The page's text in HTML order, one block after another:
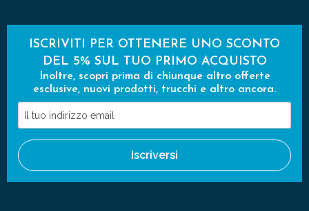
ISCRIVITI PER OTTENERE UNO SCONTO
DEL 5% SUL TUO PRIMO ACQUISTO
Inoltre, scopri prima di chiunque altro offerte
esclusive, nuovi prodotti, trucchi e altro ancora.
tuo
indirizzo
email
Iscriversi